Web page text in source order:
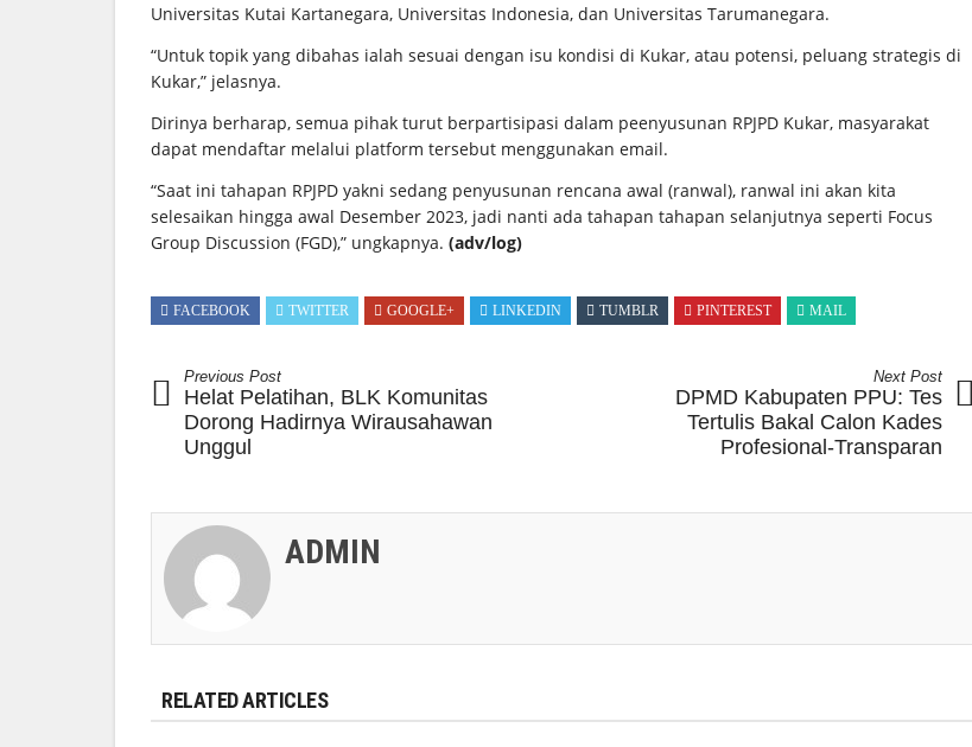
Universitas Kutai Kartanegara, Universitas Indonesia, dan Universitas Tarumanegara.
“Untuk topik yang dibahas ialah sesuai dengan isu kondisi di Kukar, atau potensi, peluang strategis di
Kukar,” jelasnya.
Dirinya berharap, semua pihak turut berpartisipasi dalam peenyusunan RPJPD Kukar, masyarakat
dapat mendaftar melalui platform tersebut menggunakan email.
“Saat ini tahapan RPJPD yakni sedang penyusunan rencana awal (ranwal), ranwal ini akan kita
selesaikan hingga awal Desember 2023, jadi nanti ada tahapan tahapan selanjutnya seperti Focus
Group Discussion (FGD),” ungkapnya. (adv/log)
FACEBOOK TWITTER GOOGLE+ LINKEDIN TUMBLR PINTEREST MAIL
Previous Post
Helat Pelatihan, BLK Komunitas
Dorong Hadirnya Wirausahawan
Unggul
Next Post
DPMD Kabupaten PPU: Tes
Tertulis Bakal Calon Kades
Profesional-Transparan
ADMIN
RELATED ARTICLES